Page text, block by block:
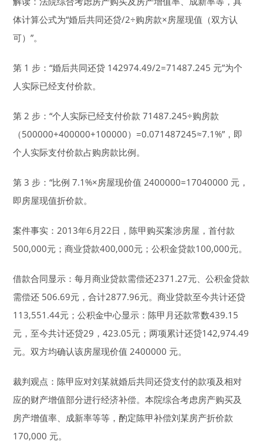
体计算公式为“婚后共同还贷/2÷购房款×房屋现值（双方认
可）”。
第 1 步：“婚后共同还贷 142974.49/2=71487.245 元”为个
人实际已经支付价款。
第 2 步：“个人实际已经支付价款 71487.245÷购房款
（500000+400000+100000）=0.071487245≈7.1%”，即
个人实际支付价款占购房款比例。
第 3 步：“比例 7.1%×房屋现价值 2400000=17040000 元，
即房屋现值折价款。
案件事实：2013年6月22日，陈甲购买案涉房屋，首付款
500,000元；商业贷款400,000元；公积金贷款100,000元。
借款合同显示：每月商业贷款需偿还2371.27元、公积金贷款
需偿还 506.69元，合计2877.96元。商业贷款至今共计还贷
113,551.44元；公积金中心显示：陈甲月还款常数439.15
元，至今共计还贷29，423.05元；两项累计还贷142,974.49
元。双方均确认该房屋现价值 2400000 元。
裁判观点：陈甲应对刘某就婚后共同还贷支付的款项及相对
应的财产增值部分进行经济补偿。本院综合考虑房产购买及
房产增值率、成新率等等，酌定陈甲补偿刘某房产折价款
170,000 元。